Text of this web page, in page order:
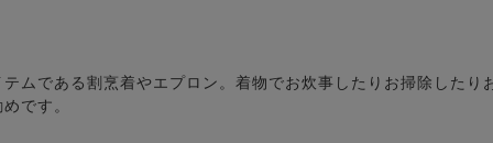
ムである割烹着やエプロン。着物でお炊事したりお掃除したり
です。